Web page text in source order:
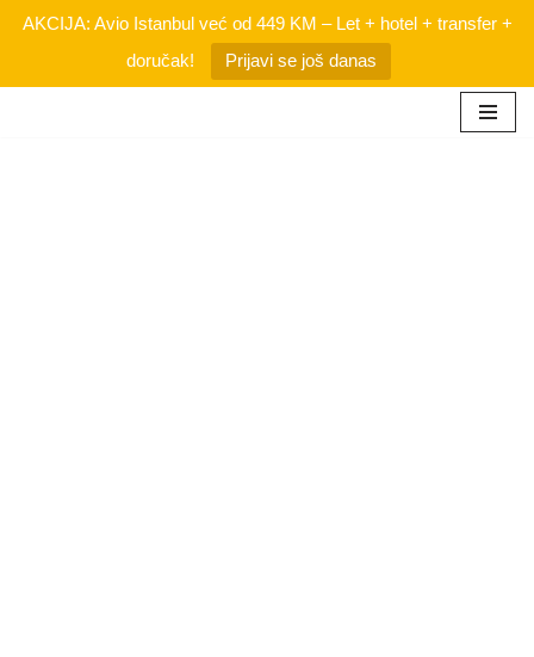
AKCIJA: Avio Istanbul već od 449 KM – Let + hotel + transfer +
doručak!
Prijavi se još danas